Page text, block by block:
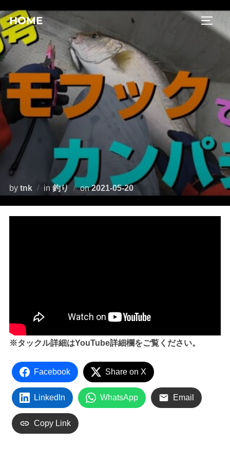
ン
テ
ン
ツ
へ
ス
キ
ッ
HOME
by tnk in 釣り on投
日:
2021-05-20
※タックル詳細はYouTube詳細欄をご覧ください。
Facebook Share on X
LinkedIn WhatsApp Email
Copy Link